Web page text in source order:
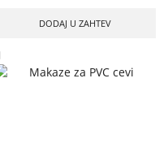
DODAJ U ZAHTEV